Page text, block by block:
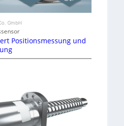
GmbH
Positionsmessung und